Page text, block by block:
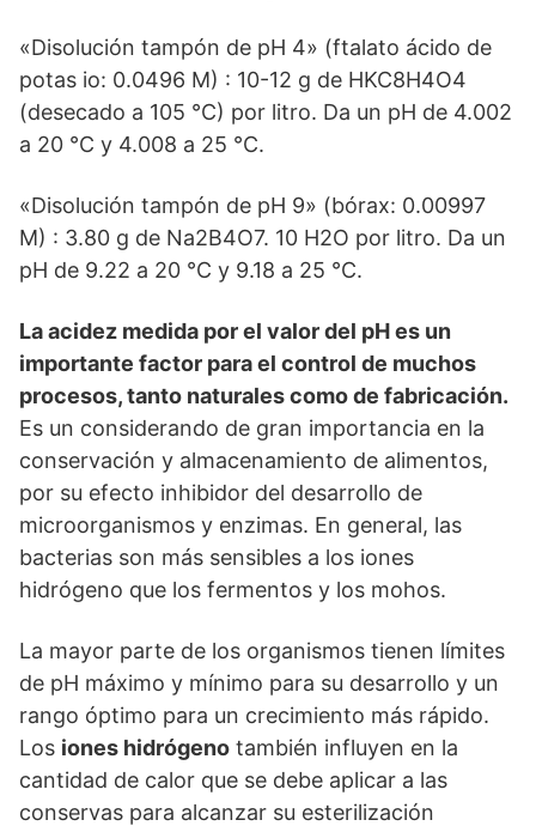
«Disolución tampón de pH 4» (ftalato ácido de
potas io: 0.0496 M) : 10-12 g de HKC8H4O4
(desecado a 105 °C) por litro. Da un pH de 4.002
a 20 °C y 4.008 a 25 °C.
«Disolución tampón de pH 9» (bórax: 0.00997
M) : 3.80 g de Na2B4O7. 10 H2O por litro. Da un
pH de 9.22 a 20 °C y 9.18 a 25 °C.
La acidez medida por el valor del pH es un
importante factor para el control de muchos
procesos, tanto naturales como de fabricación.
Es un considerando de gran importancia en la
conservación y almacenamiento de alimentos,
por su efecto inhibidor del desarrollo de
microorganismos y enzimas. En general, las
bacterias son más sensibles a los iones
hidrógeno que los fermentos y los mohos.
La mayor parte de los organismos tienen límites
de pH máximo y mínimo para su desarrollo y un
rango óptimo para un crecimiento más rápido.
Los iones hidrógeno también influyen en la
cantidad de calor que se debe aplicar a las
conservas para alcanzar su esterilización